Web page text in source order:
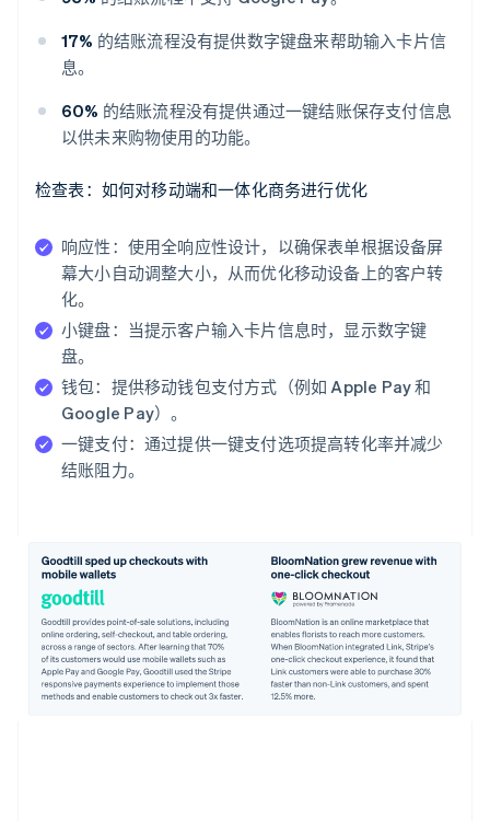
17% 的结账流程没有提供数字键盘来帮助输入卡片信
息。
60% 的结账流程没有提供通过一键结账保存支付信息
以供未来购物使用的功能。
检查表：如何对移动端和一体化商务进行优化
响应性： 使用全响应性设计，以确保表单根据设备屏
幕大小自动调整大小，从而优化移动设备上的客户转
化。
小键盘： 当提示客户输入卡片信息时，显示数字键
盘。
钱包： 提供移动钱包支付方式（例如 Apple Pay 和
Google Pay）。
一键支付： 通过提供一键支付选项提高转化率并减少
结账阻力。